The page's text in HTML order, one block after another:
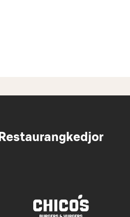
Restaurangkedjor